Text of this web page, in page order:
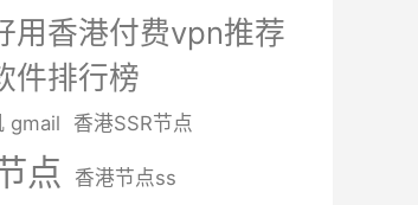
用香港付费vpn推荐
件排行榜
gmail 香港SSR节点
点 香港节点ss